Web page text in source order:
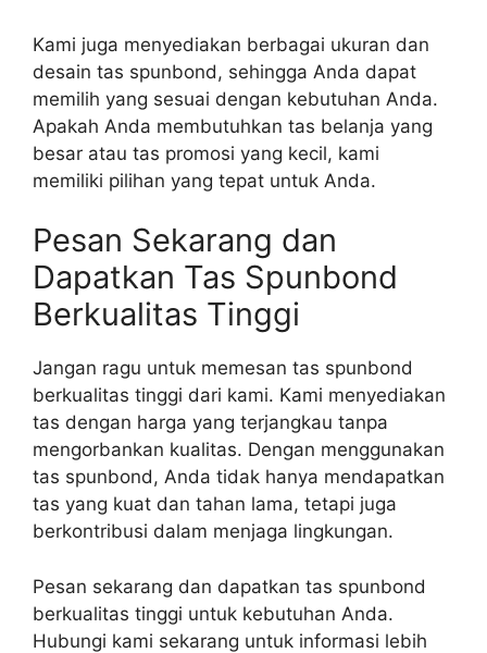
Kami juga menyediakan berbagai ukuran dan
desain tas spunbond, sehingga Anda dapat
memilih yang sesuai dengan kebutuhan Anda.
Apakah Anda membutuhkan tas belanja yang
besar atau tas promosi yang kecil, kami
memiliki pilihan yang tepat untuk Anda.
Pesan Sekarang dan
Dapatkan Tas Spunbond
Berkualitas Tinggi
Jangan ragu untuk memesan tas spunbond
berkualitas tinggi dari kami. Kami menyediakan
tas dengan harga yang terjangkau tanpa
mengorbankan kualitas. Dengan menggunakan
tas spunbond, Anda tidak hanya mendapatkan
tas yang kuat dan tahan lama, tetapi juga
berkontribusi dalam menjaga lingkungan.
Pesan sekarang dan dapatkan tas spunbond
berkualitas tinggi untuk kebutuhan Anda.
Hubungi kami sekarang untuk informasi lebih